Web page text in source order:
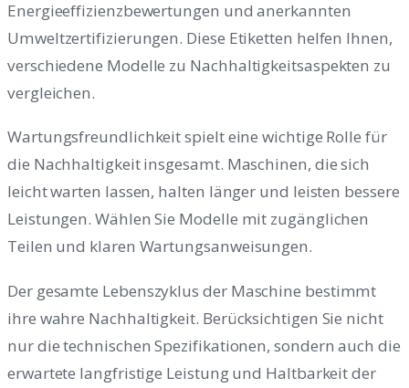
Energieeffizienzbewertungen und anerkannten
Umweltzertifizierungen. Diese Etiketten helfen Ihnen,
verschiedene Modelle zu Nachhaltigkeitsaspekten zu
vergleichen.
Wartungsfreundlichkeit spielt eine wichtige Rolle für
die Nachhaltigkeit insgesamt. Maschinen, die sich
leicht warten lassen, halten länger und leisten bessere
Leistungen. Wählen Sie Modelle mit zugänglichen
Teilen und klaren Wartungsanweisungen.
Der gesamte Lebenszyklus der Maschine bestimmt
ihre wahre Nachhaltigkeit. Berücksichtigen Sie nicht
nur die technischen Spezifikationen, sondern auch die
erwartete langfristige Leistung und Haltbarkeit der